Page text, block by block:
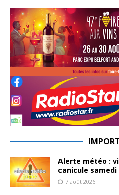
Alerte météo :
canicule samedi
7 août 2026